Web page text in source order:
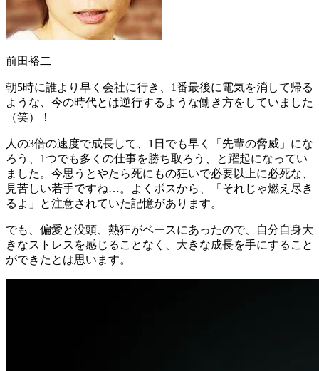
前田裕二
朝5時に誰より早く会社に行き、1番最後に電気を消して帰る
ような、今の時代とは逆行するような働き方をしていました
（笑）！
人の3倍の速度で成長して、1日でも早く「先輩の脅威」にな
ろう、1つでも多くの仕事を勝ち取ろう
、と躍起になってい
ました。今思うとやたら死にもの狂いで必要以上に必死な、
見苦しい若手ですね…。よくボスから、「それじゃ燃え尽き
るよ」と注意されていた記憶があります。
でも、 偏愛と没頭、熱狂がベースにあったので、自分自身大
きなストレスを感じることなく、大きな成長を手にすること
ができたとは思います。